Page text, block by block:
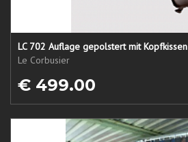
LC 702 Auflage gepolstert mit Kopfkissen
Le Corbusier
€ 499.00